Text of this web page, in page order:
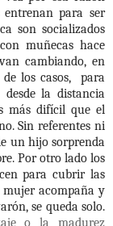
para ser
son socializados
muñecas hace
cambiando, en
los casos,
para
la distancia
más difícil que el
Sin referentes ni
un hijo sorprenda
Por otro lado los
para cubrir las
mujer acompaña y
se queda solo.
o la madurez